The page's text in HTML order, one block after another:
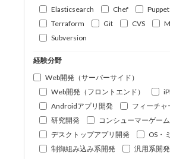
Elasticsearch
Chef Puppet
Terraform
Git CVS
Subversion
経験分野
Web開発（サーバーサイド）
Web開発（フロントエンド）
Androidアプリ開発
フィーチャ
研究開発
コンシューマーゲー
デスクトップアプリ開発
OS・
制御組み込み系開発
汎用系開発